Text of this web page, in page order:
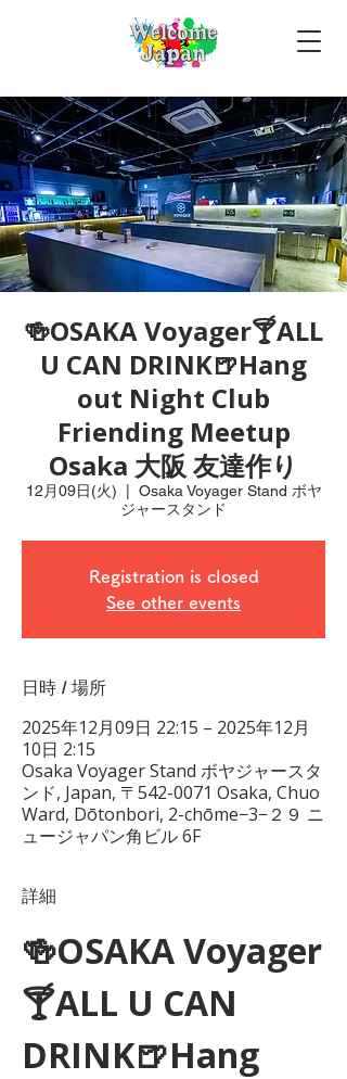
🍻OSAKA Voyager🍸ALL
U CAN DRINK🍺Hang
out Night Club
Friending Meetup
Osaka 大阪 友達作り
12月09日(火)
Osaka Voyager Stand ボヤ
ジャースタンド
Registration is closed
See other events
日時 / 場所
2025年12月09日 22:15 – 2025年12月
10日 2:15
Osaka Voyager Stand ボヤジャースタ
ンド, Japan, 〒542-0071 Osaka, Chuo
Ward, Dōtonbori, 2-chōme−3−２９ ニ
ュージャパン角ビル 6F
詳細
🍻OSAKA Voyager
🍸ALL U CAN
DRINK🍺Hang